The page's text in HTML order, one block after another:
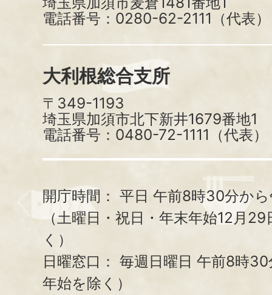
電話番号：0280-62-2111（代表）
大利根総合支所
〒349-1193
埼玉県加須市北下新井1679番地1
電話番号：0480-72-1111（代表）
開庁時間： 平日 午前8時30分か
（土曜日・祝日・年末年始12月
く）
日曜窓口： 毎週日曜日 午前8時
年始を除く）